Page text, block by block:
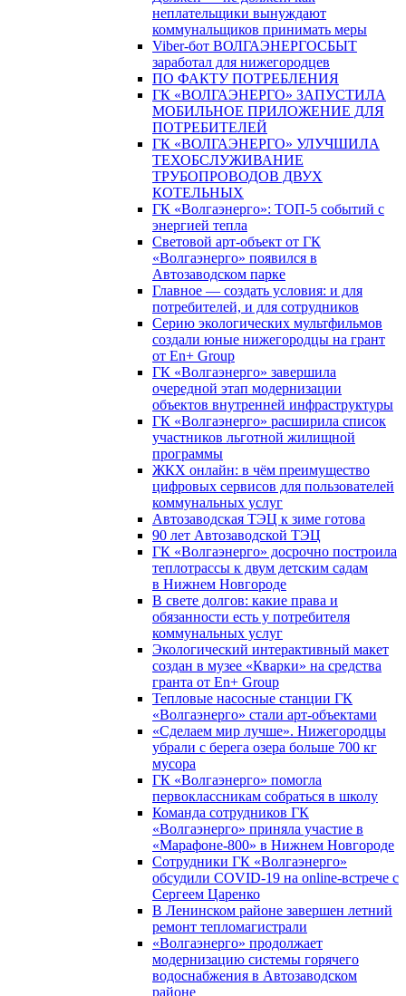
неплательщики вынуждают
коммунальщиков принимать меры
Viber-бот ВОЛГАЭНЕРГОСБЫТ
заработал для нижегородцев
ПО ФАКТУ ПОТРЕБЛЕНИЯ
ГК «ВОЛГАЭНЕРГО» ЗАПУСТИЛА
МОБИЛЬНОЕ ПРИЛОЖЕНИЕ ДЛЯ
ПОТРЕБИТЕЛЕЙ
ГК «ВОЛГАЭНЕРГО» УЛУЧШИЛА
ТЕХОБСЛУЖИВАНИЕ
ТРУБОПРОВОДОВ ДВУХ
КОТЕЛЬНЫХ
ГК «Волгаэнерго»: ТОП-5 событий с
энергией тепла
Световой арт-объект от ГК
«Волгаэнерго» появился в
Автозаводском парке
Главное — создать условия: и для
потребителей, и для сотрудников
Серию экологических мультфильмов
создали юные нижегородцы на грант
от En+ Group
ГК «Волгаэнерго» завершила
очередной этап модернизации
объектов внутренней инфраструктуры
ГК «Волгаэнерго» расширила список
участников льготной жилищной
программы
ЖКХ онлайн: в чём преимущество
цифровых сервисов для пользователей
коммунальных услуг
Автозаводская ТЭЦ к зиме готова
90 лет Автозаводской ТЭЦ
ГК «Волгаэнерго» досрочно построила
теплотрассы к двум детским садам
в Нижнем Новгороде
В свете долгов: какие права и
обязанности есть у потребителя
коммунальных услуг
Экологический интерактивный макет
создан в музее «Кварки» на средства
гранта от En+ Group
Тепловые насосные станции ГК
«Волгаэнерго» стали арт-объектами
«Сделаем мир лучше». Нижегородцы
убрали с берега озера больше 700 кг
мусора
ГК «Волгаэнерго» помогла
первоклассникам собраться в школу
Команда сотрудников ГК
«Волгаэнерго» приняла участие в
«Марафоне-800» в Нижнем Новгороде
Сотрудники ГК «Волгаэнерго»
обсудили COVID-19 на online-встрече с
Сергеем Царенко
В Ленинском районе завершен летний
ремонт тепломагистрали
«Волгаэнерго» продолжает
модернизацию системы горячего
водоснабжения в Автозаводском
районе